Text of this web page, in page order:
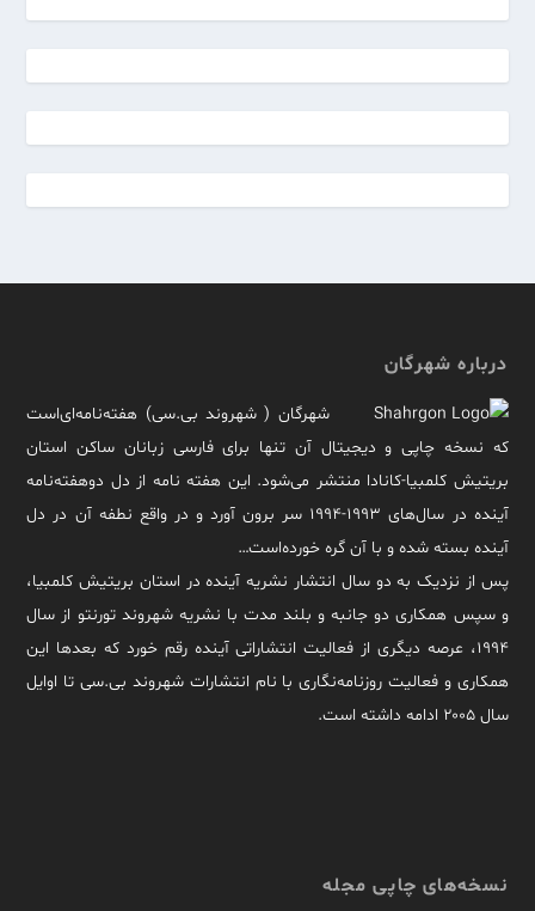
درباره شهرگان
شهرگان ( شهروند بی.سی) هفته‌نامه‌ای‌است
که نسخه چاپی و دیجیتال آن تنها برای فارسی زبانان ساکن استان
بریتیش کلمبیا-کانادا منتشر می‌شود. این هفته نامه از دل دوهفته‌نامه
آینده در سال‌های ۱۹۹۳-۱۹۹۴ سر برون آورد و در واقع نطفه آن در دل
آینده بسته شده و با آن گره خورده‌است…
پس از نزدیک به دو سال انتشار نشریه آینده در استان بریتیش کلمبیا،
و سپس همکاری دو جانبه و بلند مدت با نشریه شهروند تورنتو از سال
۱۹۹۴، عرصه دیگری از فعالیت انتشاراتی آینده رقم خورد که بعدها این
همکاری و فعالیت روزنامه‌نگاری با نام انتشارات شهروند بی.سی تا اوایل
سال ۲۰۰۵ ادامه داشته است.
نسخه‌های چاپی مجله